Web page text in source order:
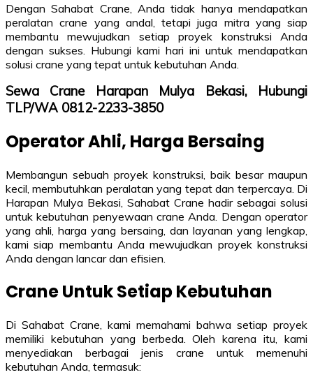
Dengan Sahabat Crane, Anda tidak hanya mendapatkan
peralatan crane yang andal, tetapi juga mitra yang siap
membantu mewujudkan setiap proyek konstruksi Anda
dengan sukses. Hubungi kami hari ini untuk mendapatkan
solusi crane yang tepat untuk kebutuhan Anda.
Sewa Crane Harapan Mulya Bekasi, Hubungi
TLP/WA 0812-2233-3850
Operator Ahli, Harga Bersaing
Membangun sebuah proyek konstruksi, baik besar maupun
kecil, membutuhkan peralatan yang tepat dan terpercaya. Di
Harapan Mulya Bekasi, Sahabat Crane hadir sebagai solusi
untuk kebutuhan penyewaan crane Anda. Dengan operator
yang ahli, harga yang bersaing, dan layanan yang lengkap,
kami siap membantu Anda mewujudkan proyek konstruksi
Anda dengan lancar dan efisien.
Crane Untuk Setiap Kebutuhan
Di Sahabat Crane, kami memahami bahwa setiap proyek
memiliki kebutuhan yang berbeda. Oleh karena itu, kami
menyediakan berbagai jenis crane untuk memenuhi
kebutuhan Anda, termasuk: